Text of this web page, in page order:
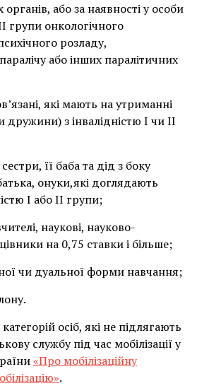
або за наявності у особи
групи онкологічного
розладу,
або інших паралітичних
які мають на утриманні
дружини) з інвалідністю І чи ІІ
її баба та дід з боку
онуки,які доглядають
І або ІІ групи;
наукові, науково-
на 0,75 ставки і більше;
чи дуальної форми навчання;
осіб, які не підлягають
службу під час мобілізації у
«Про мобілізаційну
.